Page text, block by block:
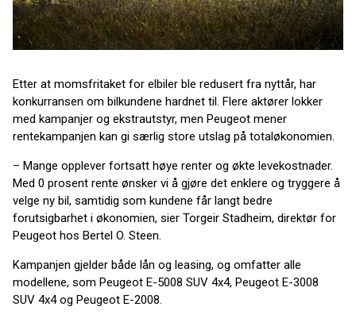
Etter at momsfritaket for elbiler ble redusert fra nyttår, har
konkurransen om bilkundene hardnet til. Flere aktører lokker
med kampanjer og ekstrautstyr, men Peugeot mener
rentekampanjen kan gi særlig store utslag på totaløkonomien.
– Mange opplever fortsatt høye renter og økte levekostnader.
Med 0 prosent rente ønsker vi å gjøre det enklere og tryggere å
velge ny bil, samtidig som kundene får langt bedre
forutsigbarhet i økonomien, sier Torgeir Stadheim, direktør for
Peugeot hos Bertel O. Steen.
Kampanjen gjelder både lån og leasing, og omfatter alle
modellene, som Peugeot E-5008 SUV 4x4, Peugeot E-3008
SUV 4x4 og Peugeot E-2008.